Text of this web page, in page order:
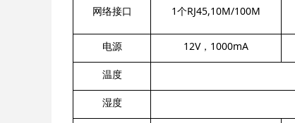
网络接口 1个RJ45,10M/100M
电源
12V，1000mA
温度
湿度